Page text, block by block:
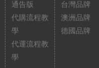
通告版
代購流程教
學
代運流程教
學
台灣品牌
澳洲品牌
德國品牌